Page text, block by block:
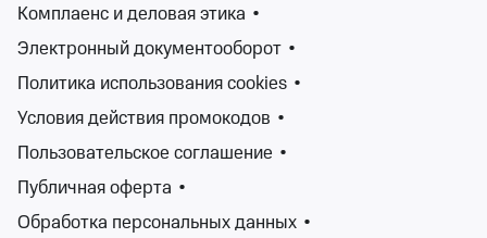
К сожалению, мы ничего не нашли
Попробуйте изменить ваш запрос
Комплаенс и деловая этика •
Электронный документооборот •
Политика использования cookies •
Условия действия промокодов •
Пользовательское соглашение •
Публичная оферта •
Обработка персональных данных •